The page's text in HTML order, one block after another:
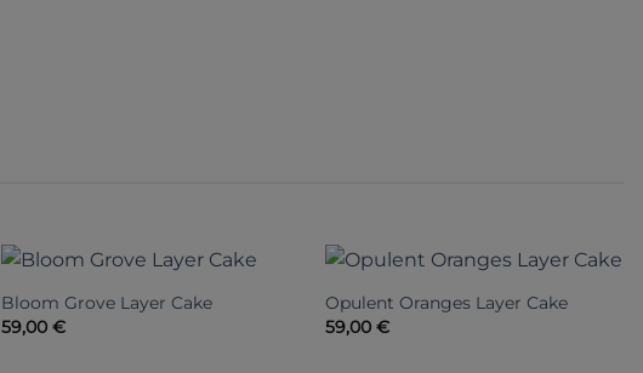
Bloom Grove Layer Cake
59,00€
Opulent Oranges Layer Cake
59,00 €